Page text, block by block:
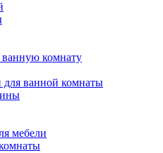
комнату
ванной комнаты
мебели